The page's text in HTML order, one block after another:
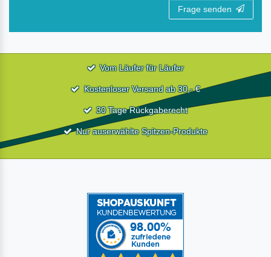
Frage senden
Vom Läufer für Läufer
Kostenloser Versand ab 30,- €
30 Tage Rückgaberecht
Nur auserwählte Spitzen-Produkte